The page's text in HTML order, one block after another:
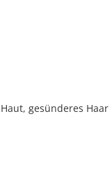
gesünderes